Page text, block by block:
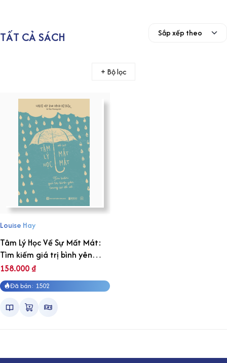
TẤT CẢ SÁCH
+ Bộ lọc
Louise Hay
Tâm Lý Học Về Sự Mất Mát:
Tìm kiếm giá trị bình yên
trong sự đổ vỡ
158.000₫
Đã bán: 1502